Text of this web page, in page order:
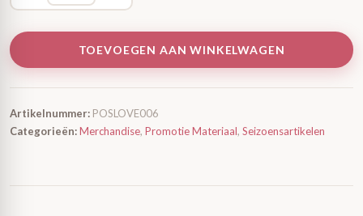
TOEVOEGEN AAN WINKELWAGEN
Artikelnummer: POSLOVE006
Categorieën:Merchandise, Promotie Materiaal, Seizoensartikelen